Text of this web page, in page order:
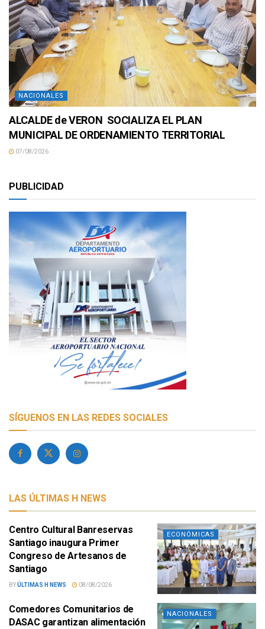
NACIONALES
ALCALDE de VERON SOCIALIZA EL PLAN
MUNICIPAL DE ORDENAMIENTO TERRITORIAL
07/08/2026
PUBLICIDAD
SÍGUENOS EN LAS REDES SOCIALES
LAS ÚLTIMAS H NEWS
ECONÓMICAS
Centro Cultural Banreservas
Santiago inaugura Primer
Congreso de Artesanos de
Santiago
BYÚLTIMAS H NEWS 08/08/2026
NACIONALES
Comedores Comunitarios de
DASAC garantizan alimentación